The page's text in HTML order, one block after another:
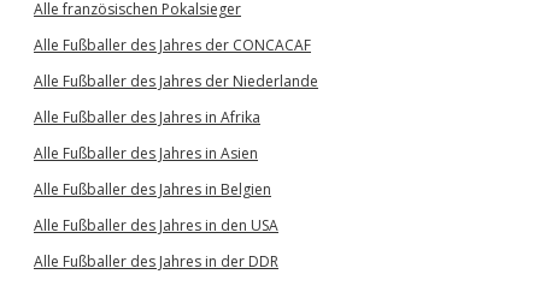
Alle französischen Pokalsieger
Alle Fußballer des Jahres der CONCACAF
Alle Fußballer des Jahres der Niederlande
Alle Fußballer des Jahres in Afrika
Alle Fußballer des Jahres in Asien
Alle Fußballer des Jahres in Belgien
Alle Fußballer des Jahres in den USA
Alle Fußballer des Jahres in der DDR